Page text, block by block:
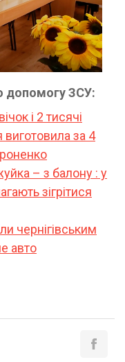
допомогу ЗСУ:
і 2 тисячі
виготовила за 4
– з балону : у
зігрітися
чернігівським
авто